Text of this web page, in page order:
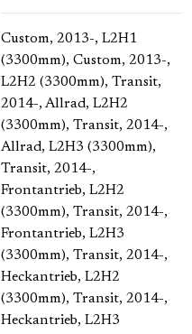
Custom, 2013-, L2H1
(3300mm), Custom, 2013-,
L2H2 (3300mm), Transit,
2014-, Allrad, L2H2
(3300mm), Transit, 2014-,
Allrad, L2H3 (3300mm),
Transit, 2014-,
Frontantrieb, L2H2
(3300mm), Transit, 2014-,
Frontantrieb, L2H3
(3300mm), Transit, 2014-,
Heckantrieb, L2H2
(3300mm), Transit, 2014-,
Heckantrieb, L2H3